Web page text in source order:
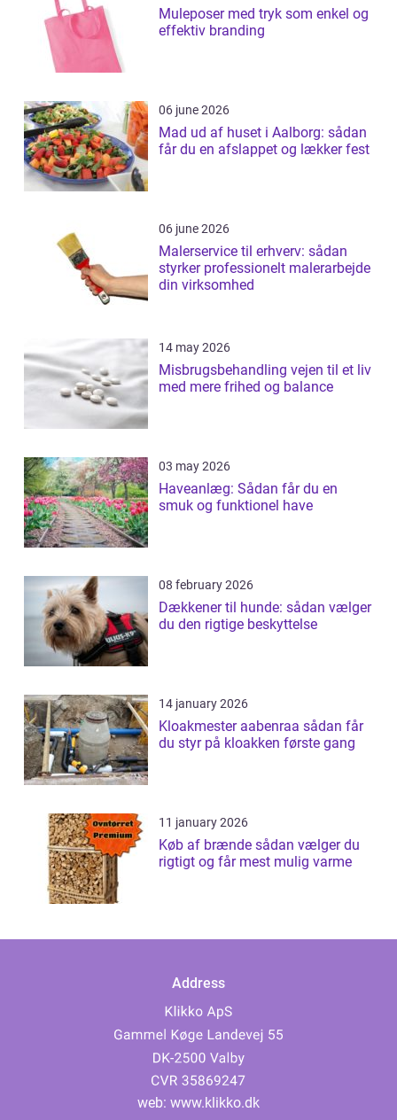
Muleposer med tryk som enkel og
effektiv branding
06 june 2026
Mad ud af huset i Aalborg: sådan
får du en afslappet og lækker fest
06 june 2026
Malerservice til erhverv: sådan
styrker professionelt malerarbejde
din virksomhed
14 may 2026
Misbrugsbehandling vejen til et liv
med mere frihed og balance
03 may 2026
Haveanlæg: Sådan får du en
smuk og funktionel have
08 february 2026
Dækkener til hunde: sådan vælger
du den rigtige beskyttelse
14 january 2026
Kloakmester aabenraa sådan får
du styr på kloakken første gang
11 january 2026
Køb af brænde sådan vælger du
rigtigt og får mest mulig varme
Address
web: www.klikko.dk